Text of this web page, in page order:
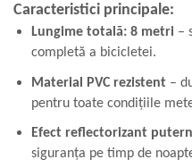
Caracteristici principale:
Lungime totală: 8 metri –
completă a bicicletei.
Material PVC rezistent –
pentru toate condițiile
Efect reflectorizant
siguranța pe timp de